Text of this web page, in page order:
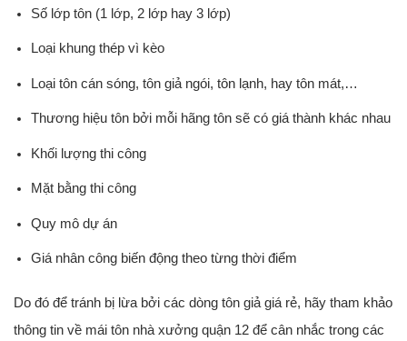
Số lớp tôn (1 lớp, 2 lớp hay 3 lớp)
Loại khung thép vì kèo
Loại tôn cán sóng, tôn giả ngói, tôn lạnh, hay tôn mát,…
Thương hiệu tôn bởi mỗi hãng tôn sẽ có giá thành khác nhau
Khối lượng thi công
Mặt bằng thi công
Quy mô dự án
Giá nhân công biến động theo từng thời điểm
Do đó để tránh bị lừa bởi các dòng tôn giả giá rẻ, hãy tham khảo
thông tin về mái tôn nhà xưởng quận 12 để cân nhắc trong các